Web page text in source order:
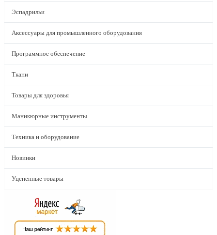
Эспадрильи
Аксессуары для промышленного оборудования
Программное обеспечение
Ткани
Товары для здоровья
Маникюрные инструменты
Техника и оборудование
Новинки
Уцененные товары